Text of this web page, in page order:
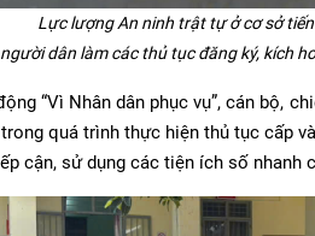
Lực lượng An ninh trật tự ở cơ sở
người dân làm các thủ tục đăng ký, kích
“Vì Nhân dân phục vụ”, cán bộ,
quá trình thực hiện thủ tục cấp
cận, sử dụng các tiện ích số nhanh